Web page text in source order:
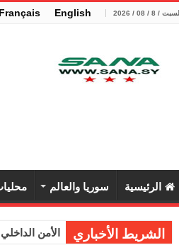
السبت / 8 / 08 / 2026 English
Français
الرئيسية سوريا والعالم
الشريط الأخباري الأمن